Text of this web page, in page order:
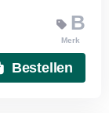
B
Merk
Bestellen